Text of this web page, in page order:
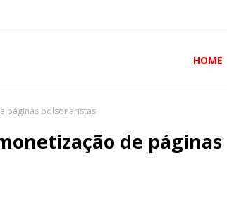
HOME
páginas bolsonaristas
de páginas